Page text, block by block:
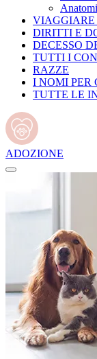
VIAGGIARE
DIRITTI E
DECESSO
TUTTI I
RAZZE
I NOMI PER
TUTTE LE
ADOZIONE